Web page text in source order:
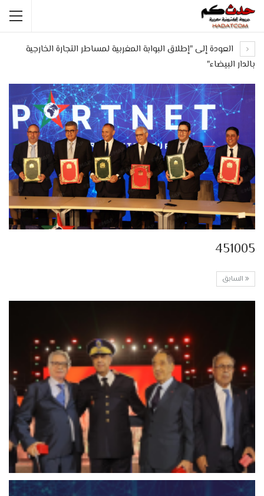
العودة إلى "إطلاق البوابة المغربية لمساطر التجارة الخارجية
بالدار البيضاء"
451005
السابق